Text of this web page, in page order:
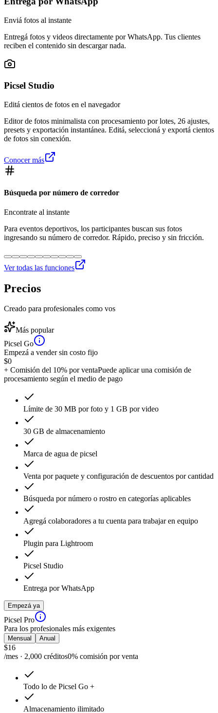
Enviá fotos al instante
Entregá fotos y videos directamente por WhatsApp. Tus clientes
reciben el contenido sin descargar nada.
Picsel Studio
Editá cientos de fotos en el navegador
Editor de fotos minimalista con procesamiento por lotes, 26 ajustes,
presets y exportación instantánea. Editá, seleccioná y exportá cientos
de fotos sin conexión.
Conocer más
Búsqueda por número de corredor
Encontrate al instante
Para eventos deportivos, los participantes buscan sus fotos
ingresando su número de corredor. Rápido, preciso y sin fricción.
Ver todas las funciones
Precios
Creado para profesionales como vos
Más popular
Picsel Go
Empezá a vender sin costo fijo
$0
+ Comisión del 10% por ventaPuede aplicar una comisión de
procesamiento según el medio de pago
Límite de 30 MB por foto y 1 GB por video
30 GB de almacenamiento
Marca de agua de picsel
Venta por paquete y configuración de descuentos por cantidad
Búsqueda por número o rostro en categorías aplicables
Agregá colaboradores a tu cuenta para trabajar en equipo
Plugin para Lightroom
Picsel Studio
Entrega por WhatsApp
Empezá ya
Picsel Pro
Para los profesionales más exigentes
Mensual Anual
$16
/mes · 2,000 créditos0% comisión por venta
Todo lo de Picsel Go +
Almacenamiento ilimitado